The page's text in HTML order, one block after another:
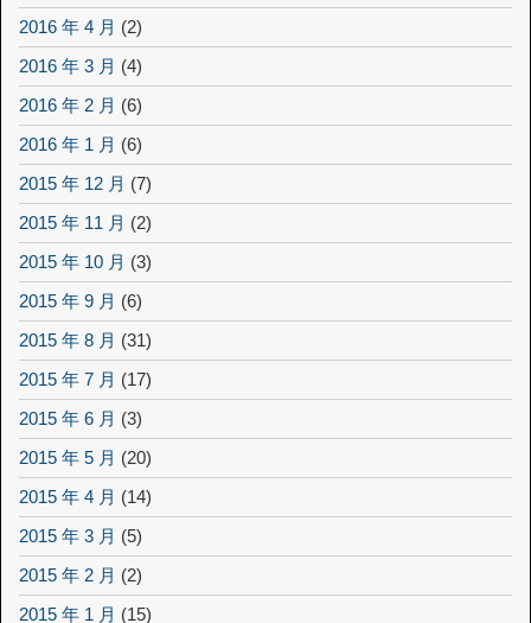
2016 年 4 月 (2)
2016 年 3 月 (4)
2016 年 2 月 (6)
2016 年 1 月 (6)
2015 年 12 月 (7)
2015 年 11 月 (2)
2015 年 10 月 (3)
2015 年 9 月 (6)
2015 年 8 月 (31)
2015 年 7 月 (17)
2015 年 6 月 (3)
2015 年 5 月 (20)
2015 年 4 月 (14)
2015 年 3 月 (5)
2015 年 2 月 (2)
2015 年 1 月 (15)